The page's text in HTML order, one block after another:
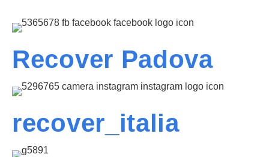
Recover Padova
recover_italia